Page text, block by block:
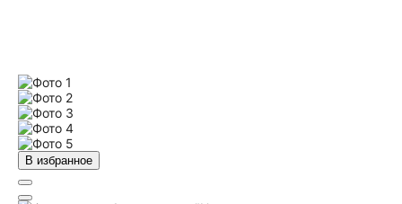
В избранное